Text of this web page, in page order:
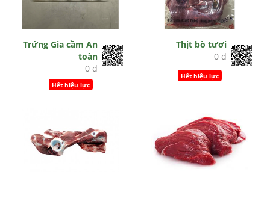
Trứng Gia cầm An
toàn
0 đ
Hết hiệu lực
Thịt bò tươi
0 đ
Hết hiệu lực